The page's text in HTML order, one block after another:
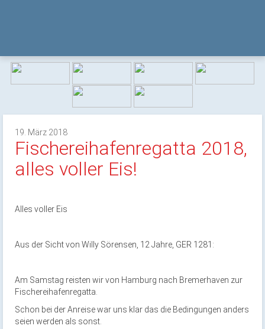
19. März 2018
Fischereihafenregatta 2018,
alles voller Eis!
Alles voller Eis
Aus der Sicht von Willy Sörensen, 12 Jahre, GER 1281:
Am Samstag reisten wir von Hamburg nach Bremerhaven zur
Fischereihafenregatta.
Schon bei der Anreise war uns klar das die Bedingungen anders
seien werden als sonst.